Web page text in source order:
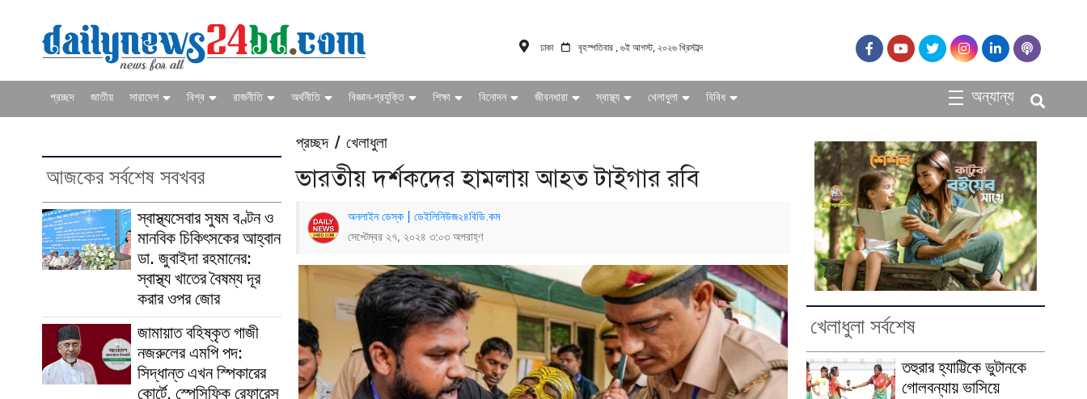
ঢাকা বৃহস্পতিবার , ৬ই আগস্ট, ২০২৬ খ্রিস্টাব্দ
প্রচ্ছদ জাতীয় সারাদেশ বিশ্ব রাজনীতি অর্থনীতি বিজ্ঞান-প্রযুক্তি শিক্ষা বিনোদন জীবনধারা স্বাস্থ্য খেলাধুলা বিবিধ অন্যান্য
আজকের সর্বশেষ সবখবর
স্বাস্থ্যসেবার সুষম বণ্টন ও
মানবিক চিকিৎসকের আহ্বান
ডা. জুবাইদা রহমানের:
স্বাস্থ্য খাতের বৈষম্য দূর
করার ওপর জোর
জামায়াত বহিষ্কৃত গাজী
নজরুলের এমপি পদ:
সিদ্ধান্ত এখন স্পিকারের
প্রচ্ছদ/খেলাধুলা
ভারতীয় দর্শকদের হামলায় আহত টাইগার রবি
অনলাইন ডেস্ক | ডেইলিনিউজ২৪বিডি.কম
সেপ্টেম্বর ২৭, ২০২৪ ৩:০৩ অপরাহ্ণ
খেলাধুলা সর্বশেষ
তহুরার হ্যাট্টিকে ভুটানকে
গোলবন্যায় ভাসিয়ে